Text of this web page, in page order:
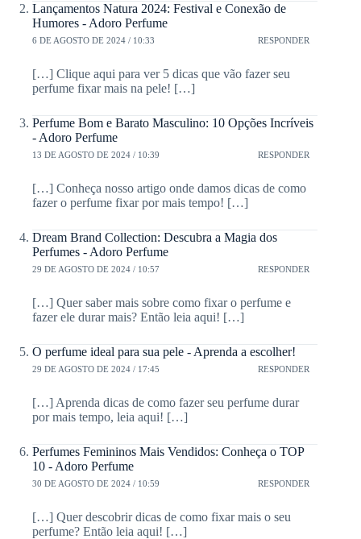
Lançamentos Natura 2024: Festival e Conexão de
Humores - Adoro Perfume
6 DE AGOSTO DE 2024 / 10:33 RESPONDER
[…] Clique aqui para ver 5 dicas que vão fazer seu
perfume fixar mais na pele! […]
Perfume Bom e Barato Masculino: 10 Opções Incríveis
- Adoro Perfume
13 DE AGOSTO DE 2024 / 10:39 RESPONDER
[…] Conheça nosso artigo onde damos dicas de como
fazer o perfume fixar por mais tempo! […]
Dream Brand Collection: Descubra a Magia dos
Perfumes - Adoro Perfume
29 DE AGOSTO DE 2024 / 10:57 RESPONDER
[…] Quer saber mais sobre como fixar o perfume e
fazer ele durar mais? Então leia aqui! […]
O perfume ideal para sua pele - Aprenda a escolher!
29 DE AGOSTO DE 2024 / 17:45 RESPONDER
[…] Aprenda dicas de como fazer seu perfume durar
por mais tempo, leia aqui! […]
Perfumes Femininos Mais Vendidos: Conheça o TOP
10 - Adoro Perfume
30 DE AGOSTO DE 2024 / 10:59 RESPONDER
[…] Quer descobrir dicas de como fixar mais o seu
perfume? Então leia aqui! […]